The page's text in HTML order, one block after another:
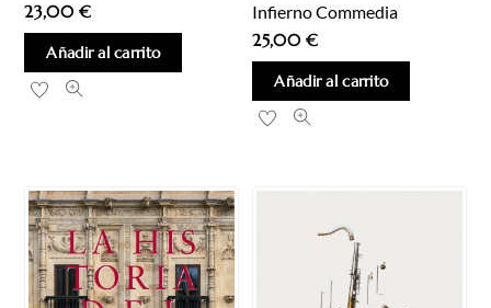
23,00€
Añadir al carrito
Infierno Commedia
25,00€
Añadir al carrito